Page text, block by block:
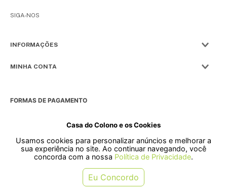
Casa do Colono e os Cookies
Usamos cookies para personalizar anúncios e melhorar a
sua experiência no site. Ao continuar navegando, você
concorda com a nossa Política de Privacidade.
Eu Concordo
SIGA-NOS
INFORMAÇÕES
MINHA CONTA
FORMAS DE PAGAMENTO
SELOS
Rua Pre. Frederico Hardt, 119 - Centro, Indaial - SC, 89080-018